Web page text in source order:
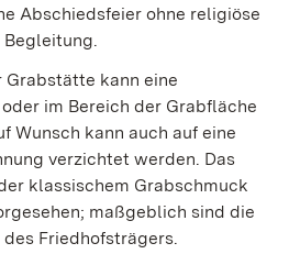
Abschiedsfeier ohne religiöse
Grabstätte kann eine
im Bereich der Grabfläche
Wunsch kann auch auf eine
verzichtet werden. Das
klassischem Grabschmuck
; maßgeblich sind die
Friedhofsträgers.